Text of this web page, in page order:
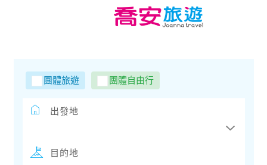
團體旅遊 團體自由行
出發地
目的地